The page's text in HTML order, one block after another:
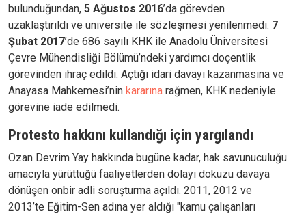
bulunduğundan, 5 Ağustos 2016’da görevden
uzaklaştırıldı ve üniversite ile sözleşmesi yenilenmedi. 7
Şubat 2017’de 686 sayılı KHK ile Anadolu Üniversitesi
Çevre Mühendisliği Bölümü’ndeki yardımcı doçentlik
görevinden ihraç edildi. Açtığı idari davayı kazanmasına ve
Anayasa Mahkemesi’nin kararına rağmen, KHK nedeniyle
görevine iade edilmedi.
Protesto hakkını kullandığı için yargılandı
Ozan Devrim Yay hakkında bugüne kadar, hak savunuculuğu
amacıyla yürüttüğü faaliyetlerden dolayı dokuzu davaya
dönüşen onbir adli soruşturma açıldı. 2011, 2012 ve
2013’te Eğitim-Sen adına yer aldığı "kamu çalışanları